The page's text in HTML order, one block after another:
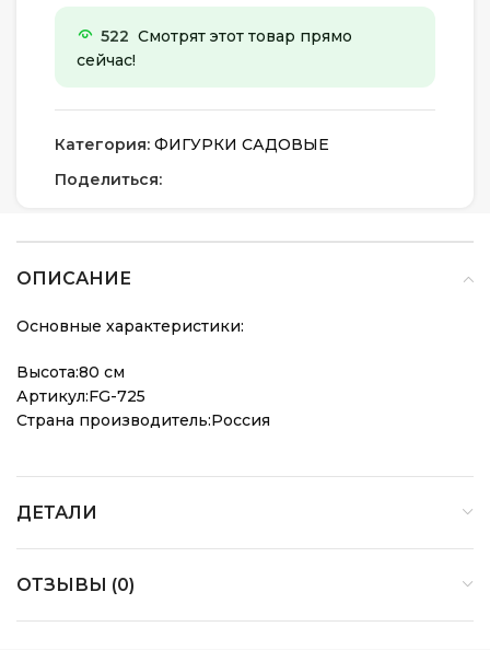
522 Смотрят этот товар прямо
сейчас!
Категория: ФИГУРКИ САДОВЫЕ
Поделиться:
ОПИСАНИЕ
Основные характеристики:
Высота:80 см
Артикул:FG-725
Страна производитель:Россия
ДЕТАЛИ
ОТЗЫВЫ (0)